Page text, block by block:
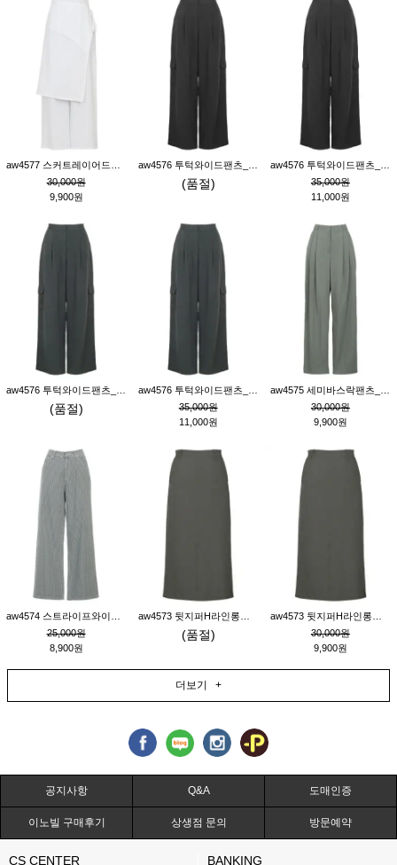
30,000원
9,900원
(품절)
35,000원
11,000원
(품절)
35,000원
11,000원
30,000원
9,900원
25,000원
8,900원
(품절)
30,000원
9,900원
더보기 +
공지사항 Q&A 도매인증
이노빌 구매후기 상생점 문의 방문예약
CS CENTER BANKING